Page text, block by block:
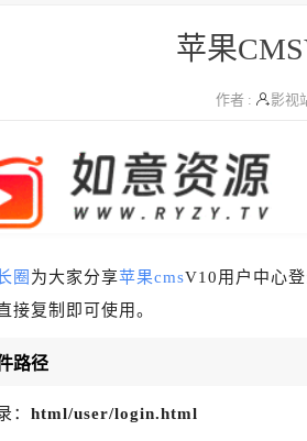
苹果
作者 : 影视
圈 为大家分享苹果cmsV10用户中心
接复制即可使用。
路径
： html/user/login.html